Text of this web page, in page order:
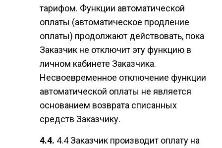
тарифом. Функции автоматической
оплаты (автоматическое продление
оплаты) продолжают действовать, пока
Заказчик не отключит эту функцию в
личном кабинете Заказчика.
Несвоевременное отключение функции
автоматической оплаты не является
основанием возврата списанных
средств Заказчику.
4.4 Заказчик производит оплату на